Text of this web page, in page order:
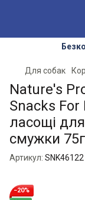
Для собак
Nature's
Snacks For
ласощі
смужки 75г
Артикул: SNK46122
−20%